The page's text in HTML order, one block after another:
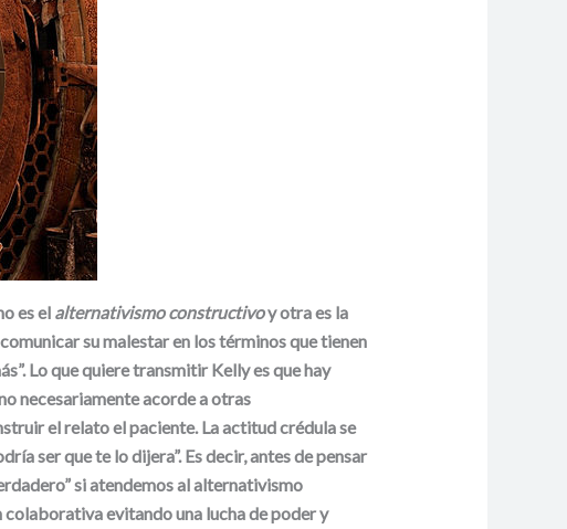
es el alternativismo constructivoy otra es la
su malestar en los términos que tienen
Lo que quiere transmitir Kelly es que hay
necesariamente acorde a otras
el relato el paciente. La actitud crédula se
ser que te lo dijera”. Es decir, antes de pensar
si atendemos al alternativismo
evitando una lucha de poder y